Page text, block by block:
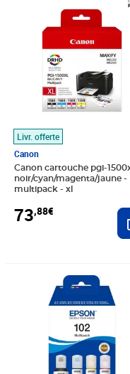
Livr. offerte
Canon
Canon cartouche pgi-
noir/cyan/magenta/jaune -
multipack - xl
73,88€
Prix 49,12€